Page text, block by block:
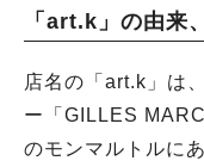
「art.k」の由来
店名の「art.k」は
ー「GILLES
のモンマルトルに